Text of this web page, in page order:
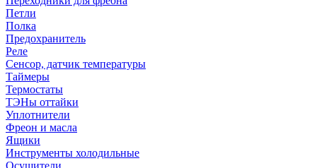
Петли
Полка
Предохранитель
Реле
Сенсор, датчик температуры
Таймеры
Термостаты
ТЭНы оттайки
Уплотнители
Фреон и масла
Ящики
Инструменты холодильные
Осушители